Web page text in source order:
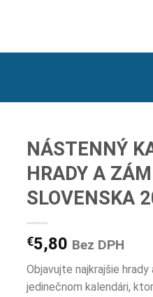
NÁSTENNÝ
HRADY A
SLOVENSKA
€5,80 Bez DPH
Objavujte najkrajšie
jedinečnom kalendári,